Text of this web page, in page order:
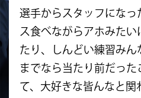
選手からスタッフになっ
ス食べながらアホみた
たり、しんどい練習み
までなら当たり前だった
て、大好きな皆んなと関